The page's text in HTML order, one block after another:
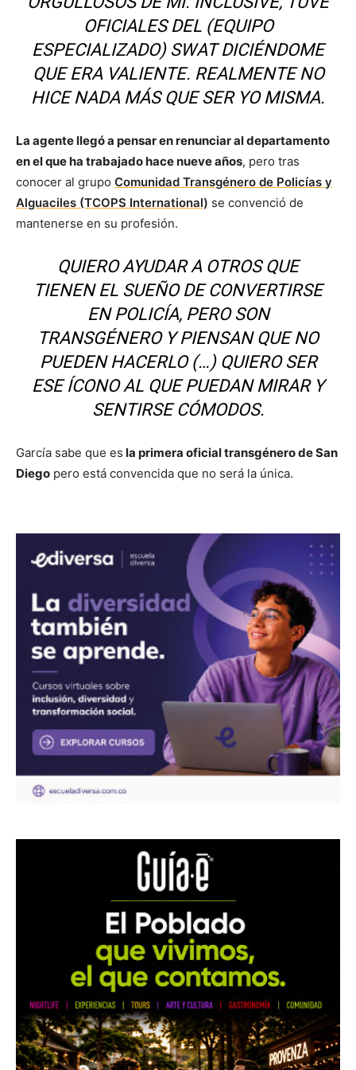
OFICIALES DEL (EQUIPO
ESPECIALIZADO) SWAT DICIÉNDOME
QUE ERA VALIENTE. REALMENTE NO
HICE NADA MÁS QUE SER YO MISMA.
La agente llegó a pensar en renunciar al departamento
en el que ha trabajado hace nueve años, pero tras
conocer al grupo Comunidad Transgénero de Policías y
Alguaciles (TCOPS International) se convenció de
mantenerse en su profesión.
QUIERO AYUDAR A OTROS QUE
TIENEN EL SUEÑO DE CONVERTIRSE
EN POLICÍA, PERO SON
TRANSGÉNERO Y PIENSAN QUE NO
PUEDEN HACERLO (…) QUIERO SER
ESE ÍCONO AL QUE PUEDAN MIRAR Y
SENTIRSE CÓMODOS.
García sabe que es la primera oficial transgénero de San
Diego pero está convencida que no será la única.